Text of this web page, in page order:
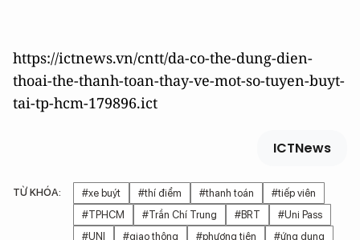
https://ictnews.vn/cntt/da-co-the-dung-dien-
thoai-the-thanh-toan-thay-ve-mot-so-tuyen-buyt-
tai-tp-hcm-179896.ict
ICTNews
TỪ KHÓA: #xe buýt #thí điểm #thanh toán
#tiếp viên
#TPHCM
#Trần Chí Trung #BRT
#Uni Pass
#UNI
#giao thông #phương tiện #ứng dụng